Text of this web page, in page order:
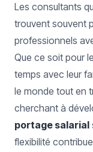
Les consultants
trouvent souvent
professionnels
Que ce soit pour
temps avec leur
le monde tout en
cherchant à
portage salarial
flexibilité